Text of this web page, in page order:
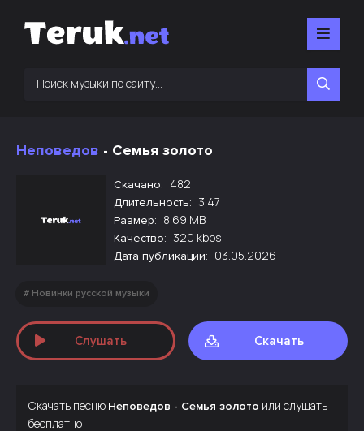
Неповедов - Семья золото
Скачано: 482
Длительность: 3:47
Размер: 8.69 MB
Качество: 320 kbps
Дата публикации: 03.05.2026
Новинки русской музыки
Слушать Скачать
Скачать песню Неповедов - Семья золото или слушать
бесплатно